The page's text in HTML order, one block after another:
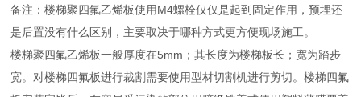
备注：楼梯聚四氟乙烯板使用M4螺栓仅仅是起到固定作用，预埋还
是后置没有什么区别，主要取决于哪种方式更方便现场施工。
楼梯聚四氟乙烯板一般厚度在5mm；其长度为楼梯板长；宽为踏步
宽。对楼梯四氟板进行裁割需要使用型材切割机进行剪切。楼梯四氟